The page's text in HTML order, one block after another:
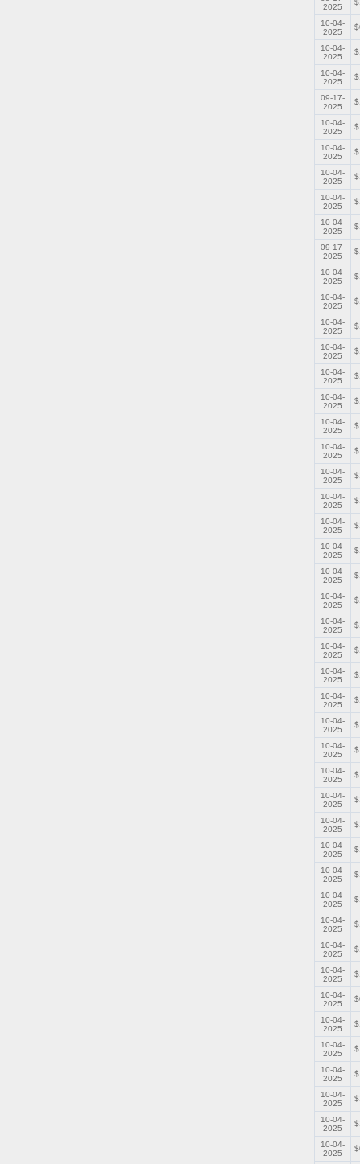
2025
10-04-
2025
10-04-
2025
10-04-
2025
09-17-
2025
10-04-
2025
10-04-
2025
10-04-
2025
10-04-
2025
10-04-
2025
09-17-
2025
10-04-
2025
10-04-
2025
10-04-
2025
10-04-
2025
10-04-
2025
10-04-
2025
10-04-
2025
10-04-
2025
10-04-
2025
10-04-
2025
10-04-
2025
10-04-
2025
10-04-
2025
10-04-
2025
10-04-
2025
10-04-
2025
10-04-
2025
10-04-
2025
10-04-
2025
10-04-
2025
10-04-
2025
10-04-
2025
10-04-
2025
10-04-
2025
10-04-
2025
10-04-
2025
10-04-
2025
10-04-
2025
10-04-
2025
10-04-
2025
10-04-
2025
10-04-
2025
10-04-
2025
10-04-
2025
10-04-
2025
10-04-
2025